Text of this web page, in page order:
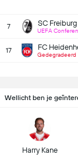
7 SC Freiburg
UEFA
17 FC
Gedegradeerd
Wellicht ben je
Harry Kane